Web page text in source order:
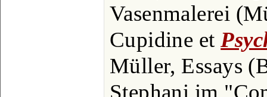
Vasenmalerei
Cupidine et
Müller, Essays
Stephani im